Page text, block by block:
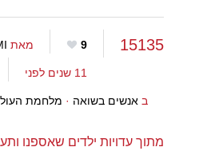
15135
9 מאת
11 שנים לפני
ב אנשים בשואה · מלחמת
מתוך עדויות ילדים שאספנו